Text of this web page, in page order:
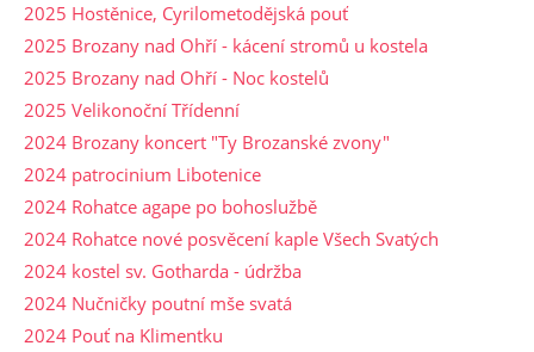
2025 Hostěnice, Cyrilometodějská pouť
2025 Brozany nad Ohří - kácení stromů u kostela
2025 Brozany nad Ohří - Noc kostelů
2025 Velikonoční Třídenní
2024 Brozany koncert "Ty Brozanské zvony"
2024 patrocinium Libotenice
2024 Rohatce agape po bohoslužbě
2024 Rohatce nové posvěcení kaple Všech Svatých
2024 kostel sv. Gotharda - údržba
2024 Nučničky poutní mše svatá
2024 Pouť na Klimentku